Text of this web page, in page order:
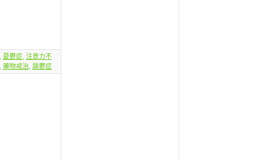
憂鬱症, 注意力不
藥物戒治, 躁鬱症